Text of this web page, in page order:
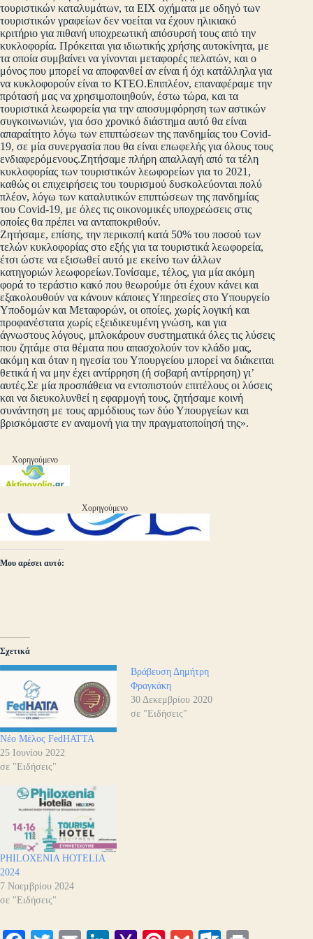
τουριστικών καταλυμάτων, τα ΕΙΧ οχήματα με οδηγό των
τουριστικών γραφείων δεν νοείται να έχουν ηλικιακό
κριτήριο για πιθανή υποχρεωτική απόσυρσή τους από την
κυκλοφορία. Πρόκειται για ιδιωτικής χρήσης αυτοκίνητα, με
τα οποία συμβαίνει να γίνονται μεταφορές πελατών, και ο
μόνος που μπορεί να αποφανθεί αν είναι ή όχι κατάλληλα για
να κυκλοφορούν είναι το ΚΤΕΟ.Επιπλέον, επαναφέραμε την
πρότασή μας να χρησιμοποιηθούν, έστω τώρα, και τα
τουριστικά λεωφορεία για την αποσυμφόρηση των αστικών
συγκοινωνιών, για όσο χρονικό διάστημα αυτό θα είναι
απαραίτητο λόγω των επιπτώσεων της πανδημίας του Covid-
19, σε μία συνεργασία που θα είναι επωφελής για όλους τους
ενδιαφερόμενους.Ζητήσαμε πλήρη απαλλαγή από τα τέλη
κυκλοφορίας των τουριστικών λεωφορείων για το 2021,
καθώς οι επιχειρήσεις του τουρισμού δυσκολεύονται πολύ
πλέον, λόγω των καταλυτικών επιπτώσεων της πανδημίας
του Covid-19, με όλες τις οικονομικές υποχρεώσεις στις
οποίες θα πρέπει να ανταποκριθούν.
Ζητήσαμε, επίσης, την περικοπή κατά 50% του ποσού των
τελών κυκλοφορίας στο εξής για τα τουριστικά λεωφορεία,
έτσι ώστε να εξισωθεί αυτό με εκείνο των άλλων
κατηγοριών λεωφορείων.Τονίσαμε, τέλος, για μία ακόμη
φορά το τεράστιο κακό που θεωρούμε ότι έχουν κάνει και
εξακολουθούν να κάνουν κάποιες Υπηρεσίες στο Υπουργείο
Υποδομών και Μεταφορών, οι οποίες, χωρίς λογική και
προφανέστατα χωρίς εξειδικευμένη γνώση, και για
άγνωστους λόγους, μπλοκάρουν συστηματικά όλες τις λύσεις
που ζητάμε στα θέματα που απασχολούν τον κλάδο μας,
ακόμη και όταν η ηγεσία του Υπουργείου μπορεί να διάκειται
θετικά ή να μην έχει αντίρρηση (ή σοβαρή αντίρρηση) γι’
αυτές.Σε μία προσπάθεια να εντοπιστούν επιτέλους οι λύσεις
και να διευκολυνθεί η εφαρμογή τους, ζητήσαμε κοινή
συνάντηση με τους αρμόδιους των δύο Υπουργείων και
βρισκόμαστε εν αναμονή για την πραγματοποίησή της».
Χορηγούμενο
Χορηγούμενο
Μου αρέσει αυτό:
Σχετικά
Νέο Μέλος FedHATTA
25 Ιουνίου 2022
σε "Ειδήσεις"
Βράβευση Δημήτρη
Φραγκάκη
30 Δεκεμβρίου 2020
σε "Ειδήσεις"
PHILOXENIA HOTELIA
2024
7 Νοεμβρίου 2024
σε "Ειδήσεις"